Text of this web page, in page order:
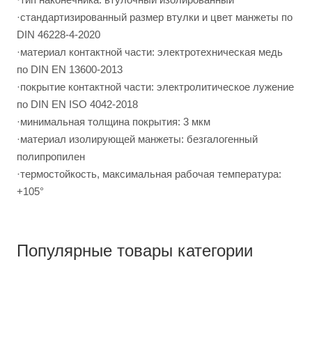
·стандартизированный размер втулки и цвет манжеты по
DIN 46228-4-2020
·материал контактной части: электротехническая медь
по DIN EN 13600-2013
·покрытие контактной части: электролитическое лужение
по DIN EN ISO 4042-2018
·минимальная толщина покрытия: 3 мкм
·материал изолирующей манжеты: безгалогенный
полипропилен
·термостойкость, максимальная рабочая температура:
+105°
Популярные товары категории